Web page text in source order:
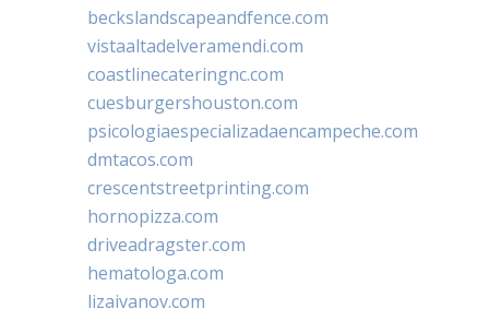
beckslandscapeandfence.com
vistaaltadelveramendi.com
coastlinecateringnc.com
cuesburgershouston.com
psicologiaespecializadaencampeche.com
dmtacos.com
crescentstreetprinting.com
hornopizza.com
driveadragster.com
hematologa.com
lizaivanov.com